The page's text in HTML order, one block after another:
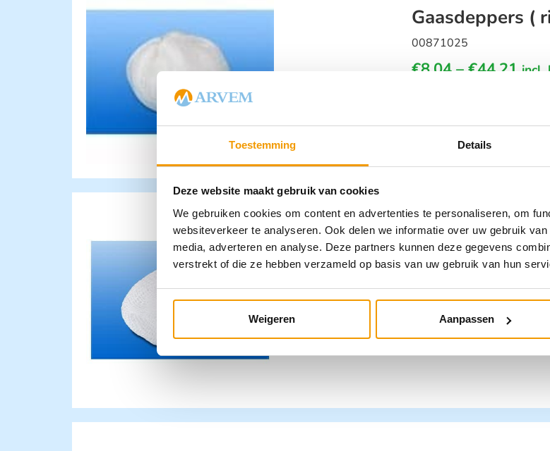
Toestemming Details
Deze website maakt gebruik van cookies
We gebruiken cookies om content en advertenties te personaliseren, om
websiteverkeer te analyseren. Ook delen we informatie over uw gebruik
media, adverteren en analyse. Deze partners kunnen deze gegevens
verstrekt of die ze hebben verzameld op basis van uw gebruik van hun
Weigeren Aanpassen
Gaasdeppers (
00871025
€8,04 – €44,21 incl.
Gaasdeppers NOBA® S -,
15 sets (4)